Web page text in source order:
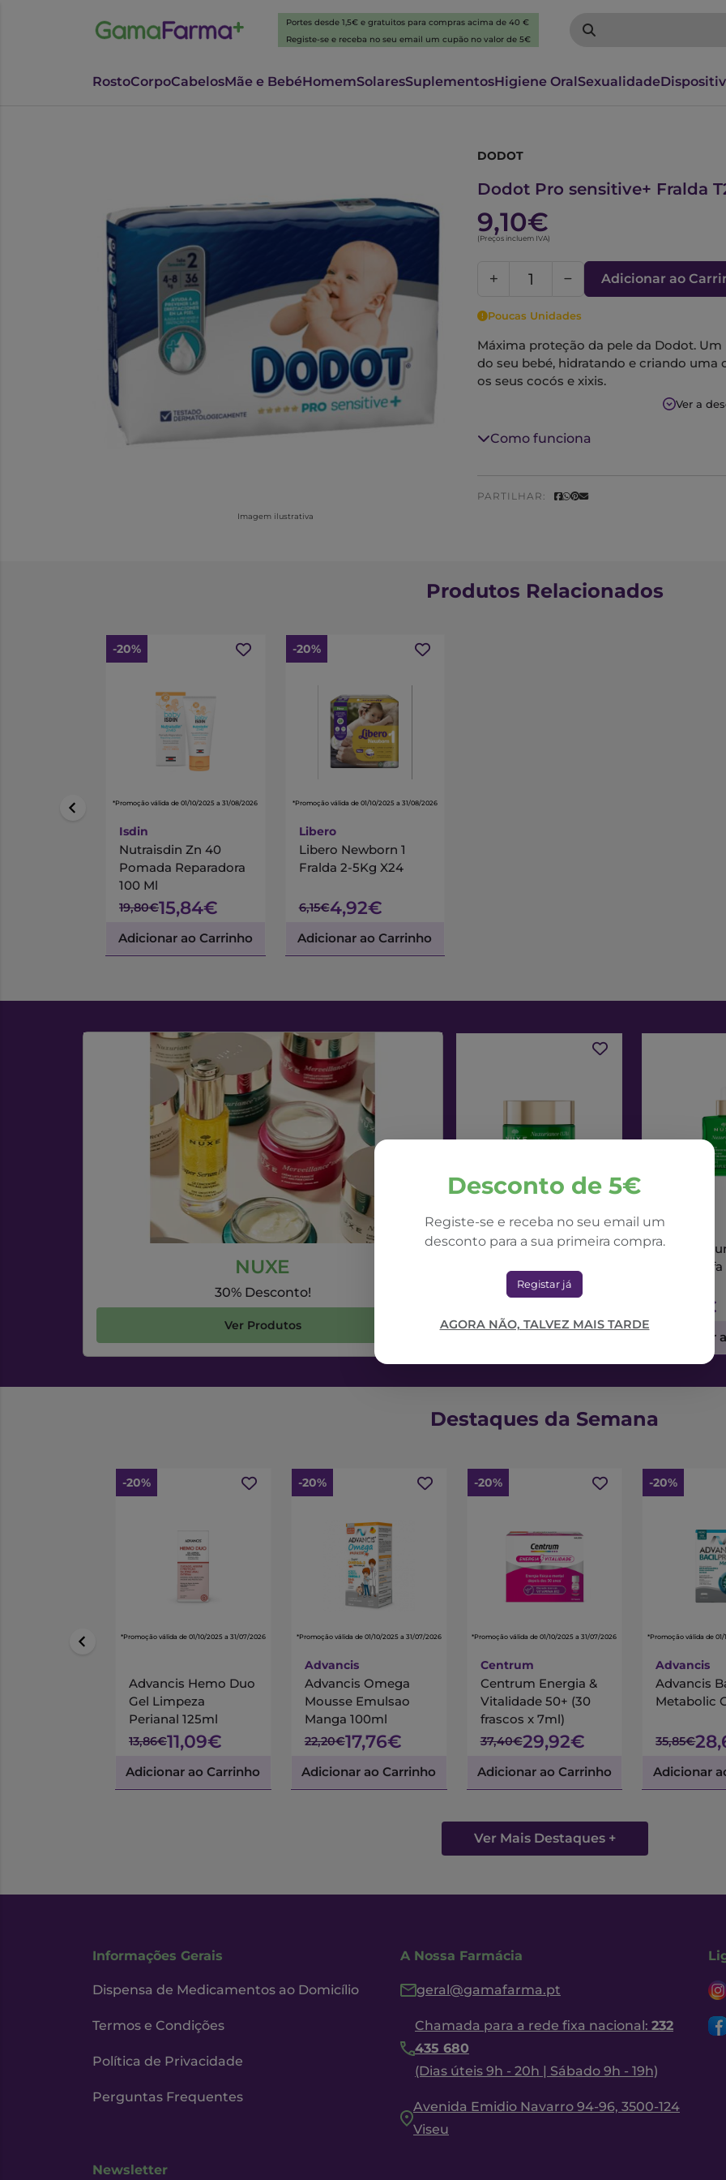
Portes desde 1,5€ e gratuitos para compras acima de 40 €
Registe-se e receba no seu email um cupão no valor de 5€
RostoCorpoCabelosMãe e BebéHomemSolaresSuplementosHigiene OralSexualidade
Imagem ilustrativa
DODOT
Dodot Pro sensitive+ Fralda
9,10€
(Preços incluem IVA)
Adicionar ao
Poucas Unidades
Máxima proteção da pele da Dodot.
do seu bebé, hidratando e criando uma
os seus cocós e xixis.
Contém 50% mais de loção hidratante
comparativamente com as Dodot
Ver a
Como funciona
PARTILHAR:
Desconto de 5€
Registe-se e receba no seu email um
desconto para a sua primeira compra.
Registar já
AGORA NÃO, TALVEZ MAIS TARDE
Produtos Relacionados
-20%
*Promoção válida de 01/10/2025 a 31/08/2026
Isdin
Nutraisdin Zn 40
Pomada Reparadora
100 Ml
19,80€15,84€
Adicionar ao Carrinho
-20%
*Promoção válida de 01/10/2025 a 31/08/2026
Libero
Libero Newborn 1
Fralda 2-5Kg X24
6,15€4,92€
Adicionar ao Carrinho
NUXE
30% Desconto!
Ver Produtos
NUXE
Nuxe Nuxuriance Ultra
NUXE
Nuxe
Sérum
73,56€
Adicionar
Destaques da Semana
-20%
*Promoção válida de 01/10/2025 a 31/07/2026
Advancis Hemo Duo
Gel Limpeza
Perianal 125ml
13,86€11,09€
Adicionar ao Carrinho
-20%
*Promoção válida de 01/10/2025 a 31/07/2026
Advancis
Advancis Omega
Mousse Emulsao
Manga 100ml
22,20€17,76€
Adicionar ao Carrinho
-20%
*Promoção válida de 01/10/2025 a 31/07/2026
Centrum
Centrum Energia &
Vitalidade 50+ (30
frascos x 7ml)
37,40€29,92€
Adicionar ao Carrinho
-20%
*Promoção válida de
Advancis
Advancis
Metabolic
35,85€
Adicionar
Ver Mais Destaques +
Informações Gerais
Dispensa de Medicamentos ao Domicílio
Termos e Condições
Política de Privacidade
Perguntas Frequentes
A Nossa Farmácia
geral@gamafarma.pt
Chamada para a rede fixa nacional: 232
435 680
(Dias úteis 9h - 20h | Sábado 9h - 19h)
Avenida Emidio Navarro 94-96, 3500-124
Viseu
Newsletter